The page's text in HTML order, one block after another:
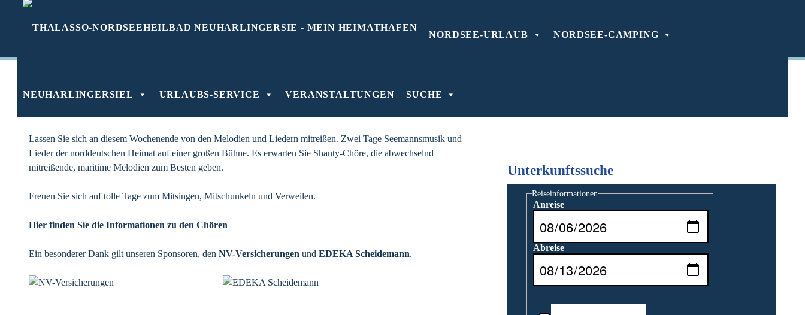
NORDSEE-URLAUB NORDSEE-CAMPING
NEUHARLINGERSIEL URLAUBS-SERVICE VERANSTALTUNGEN SUCHE
Shantys sind ein wichtiger Teil der maritimen Kultur. Sie sind ein lebendiges Erbe, das von Generation zu
Lassen Sie sich an diesem Wochenende von den Melodien und Liedern mitreißen. Zwei Tage Seemannsmusik und
Lieder der norddeutschen Heimat auf einer großen Bühne. Es erwarten Sie Shanty-Chöre, die abwechselnd
mitreißende, maritime Melodien zum Besten geben.
Freuen Sie sich auf tolle Tage zum Mitsingen, Mitschunkeln und Verweilen.
Hier finden Sie die Informationen zu den Chören
Ein besonderer Dank gilt unseren Sponsoren, den NV-Versicherungen und EDEKA Scheidemann.
Unterkunftssuche
Reiseinformationen
Anreise
Abreise